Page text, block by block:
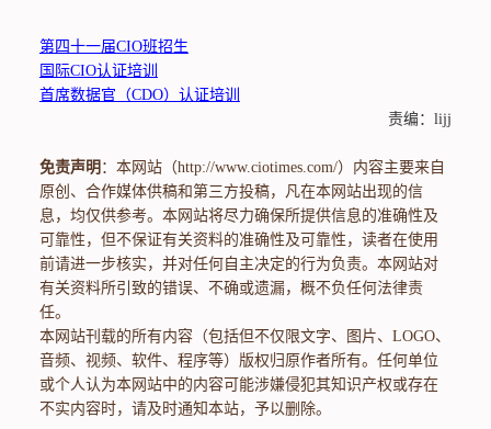
第四十一届CIO班招生
国际CIO认证培训
首席数据官（CDO）认证培训
责编：lijj
免责声明 ：本网站（http://www.ciotimes.com/）内容主要来自
原创、合作媒体供稿和第三方投稿，凡在本网站出现的信
息，均仅供参考。本网站将尽力确保所提供信息的准确性及
可靠性，但不保证有关资料的准确性及可靠性，读者在使用
前请进一步核实，并对任何自主决定的行为负责。本网站对
有关资料所引致的错误、不确或遗漏，概不负任何法律责
任。
本网站刊载的所有内容（包括但不仅限文字、图片、LOGO、
音频、视频、软件、程序等）版权归原作者所有。任何单位
或个人认为本网站中的内容可能涉嫌侵犯其知识产权或存在
不实内容时，请及时通知本站，予以删除。